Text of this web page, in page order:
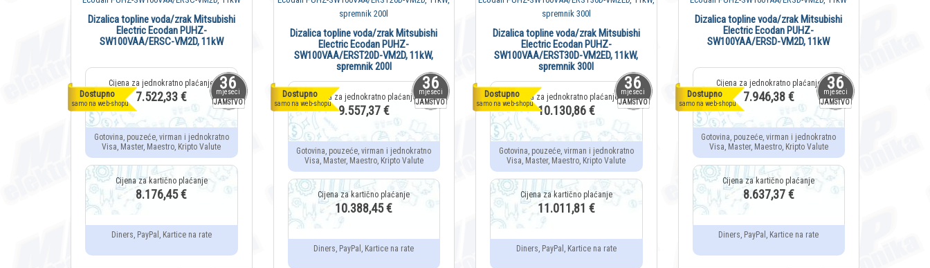
36
mjeseci
JAMSTVO
Dostupno
samo na web-shopu
Dizalica topline voda/zrak Mitsubishi
Electric Ecodan PUHZ-
SW100VAA/ERSC-VM2D, 11kW
7.522,33 €
Gotovina, pouzeće, virman i jednokratno
Visa, Master, Maestro, Kripto Valute
8.176,45 €
Diners, PayPal, Kartice na rate
36
mjeseci
JAMSTVO
Dostupno
samo na web-shopu
Dizalica topline voda/zrak Mitsubishi
Electric Ecodan PUHZ-
SW100VAA/ERST20D-VM2D, 11kW,
spremnik 200l
9.557,37 €
Gotovina, pouzeće, virman i jednokratno
Visa, Master, Maestro, Kripto Valute
10.388,45 €
Diners, PayPal, Kartice na rate
36
mjeseci
JAMSTVO
Dostupno
samo na web-shopu
Dizalica topline voda/zrak Mitsubishi
Electric Ecodan PUHZ-
SW100VAA/ERST30D-VM2ED, 11kW,
spremnik 300l
10.130,86 €
Gotovina, pouzeće, virman i jednokratno
Visa, Master, Maestro, Kripto Valute
11.011,81 €
Diners, PayPal, Kartice na rate
36
mjeseci
JAMSTVO
Dostupno
samo na web-shopu
Dizalica topline voda/zrak Mitsubishi
Electric Ecodan PUHZ-
SW100YAA/ERSD-VM2D, 11kW
7.946,38 €
Gotovina, pouzeće, virman i jednokratno
Visa, Master, Maestro, Kripto Valute
8.637,37 €
Diners, PayPal, Kartice na rate